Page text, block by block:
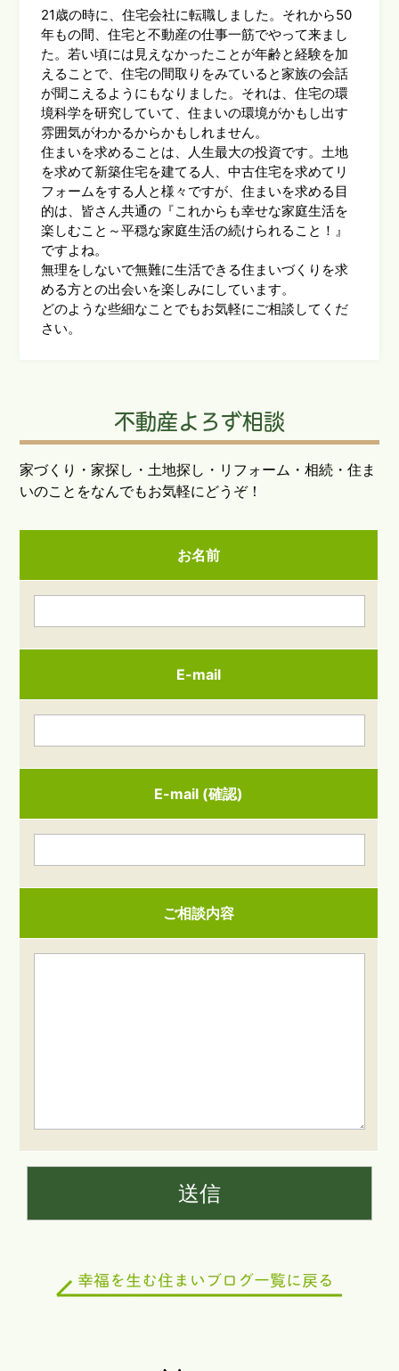
21歳の時に、住宅会社に転職しました。それから50
年もの間、住宅と不動産の仕事一筋でやって来まし
た。若い頃には見えなかったことが年齢と経験を加
えることで、住宅の間取りをみていると家族の会話
が聞こえるようにもなりました。それは、住宅の環
境科学を研究していて、住まいの環境がかもし出す
雰囲気がわかるからかもしれません。
住まいを求めることは、人生最大の投資です。土地
を求めて新築住宅を建てる人、中古住宅を求めてリ
フォームをする人と様々ですが、住まいを求める目
的は、皆さん共通の『これからも幸せな家庭生活を
楽しむこと～平穏な家庭生活の続けられること！』
ですよね。
無理をしないで無難に生活できる住まいづくりを求
める方との出会いを楽しみにしています。
どのような些細なことでもお気軽にご相談してくだ
さい。
不動産よろず相談
家づくり・家探し・土地探し・リフォーム・相続・住ま
いのことをなんでもお気軽にどうぞ！
お名前
E-mail
E-mail (確認)
ご相談内容